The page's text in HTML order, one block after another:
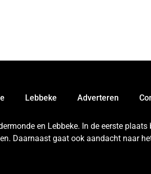
Lebbeke Adverteren
en Lebbeke. In de eerste
Daarnaast gaat ook aandacht naar